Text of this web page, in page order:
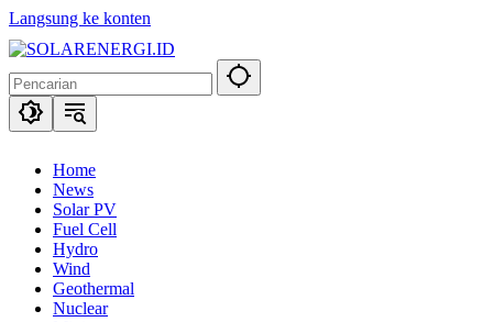
Langsung ke konten
Home
News
Solar PV
Fuel Cell
Hydro
Wind
Geothermal
Nuclear